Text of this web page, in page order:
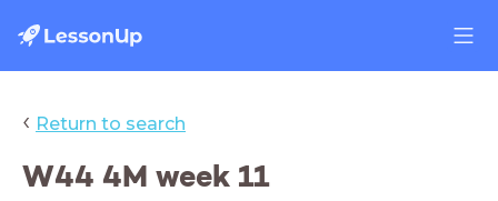
‹ Return to search
W44 4M week 11